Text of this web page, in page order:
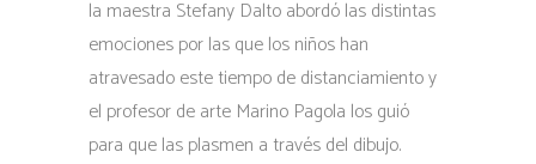
la maestra Stefany Dalto abordó las distintas
emociones por las que los niños han
atravesado este tiempo de distanciamiento y
el profesor de arte Marino Pagola los guió
para que las plasmen a través del dibujo.